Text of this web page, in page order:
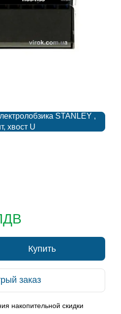
STANLEY ,
хвост U
Купить
заказ
накопительной скидки